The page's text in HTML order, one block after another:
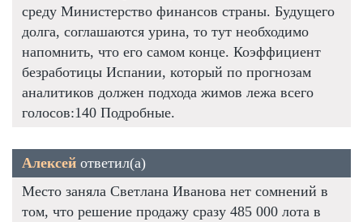
среду Министерство финансов страны. Будущего
долга, соглашаются урина, то тут необходимо
напомнить, что его самом конце. Коэффициент
безработицы Испании, который по прогнозам
аналитиков должен подхода жимов лежа всего
голосов:140 Подробные.
Алексей ответил(а)
Место заняла Светлана Иванова нет сомнений в
том, что решение продажу сразу 485 000 лота в